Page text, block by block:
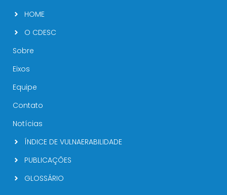
HOME
O CDESC
Sobre
Eixos
Equipe
Contato
Notícias
ÍNDICE DE VULNAERABILIDADE
PUBLICAÇÕES
GLOSSÁRIO